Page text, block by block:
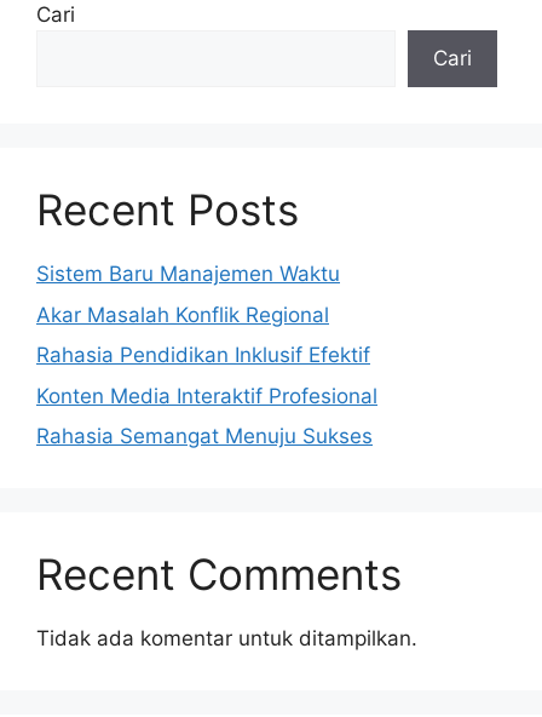
Cari
Cari
Recent Posts
Sistem Baru Manajemen Waktu
Akar Masalah Konflik Regional
Rahasia Pendidikan Inklusif Efektif
Konten Media Interaktif Profesional
Rahasia Semangat Menuju Sukses
Recent Comments
Tidak ada komentar untuk ditampilkan.